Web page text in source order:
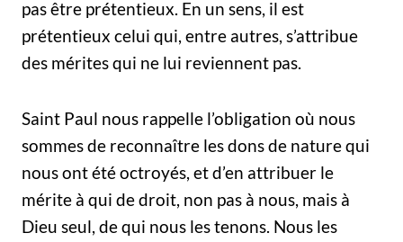
pas être prétentieux. En un sens, il est
prétentieux celui qui, entre autres, s’attribue
des mérites qui ne lui reviennent pas.
Saint Paul nous rappelle l’obligation où nous
sommes de reconnaître les dons de nature qui
nous ont été octroyés, et d’en attribuer le
mérite à qui de droit, non pas à nous, mais à
Dieu seul, de qui nous les tenons. Nous les